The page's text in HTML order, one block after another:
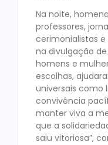
Na noite,
professores,
cerimonialistas e
na divulgação de
homens e
escolhas,
universais como
convivência
manter viva a
que a
saiu vitoriosa”,